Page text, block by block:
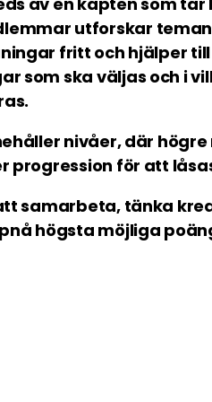
utforskar
fritt och hjälper
som ska väljas och i
nivåer, där
progression för att
samarbeta, tänka
högsta möjliga